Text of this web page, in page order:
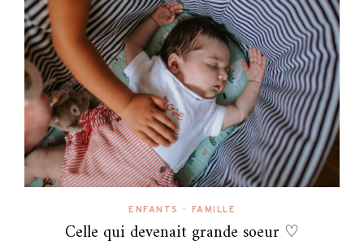
ENFANTS • FAMILLE
Celle qui devenait grande soeur ♡